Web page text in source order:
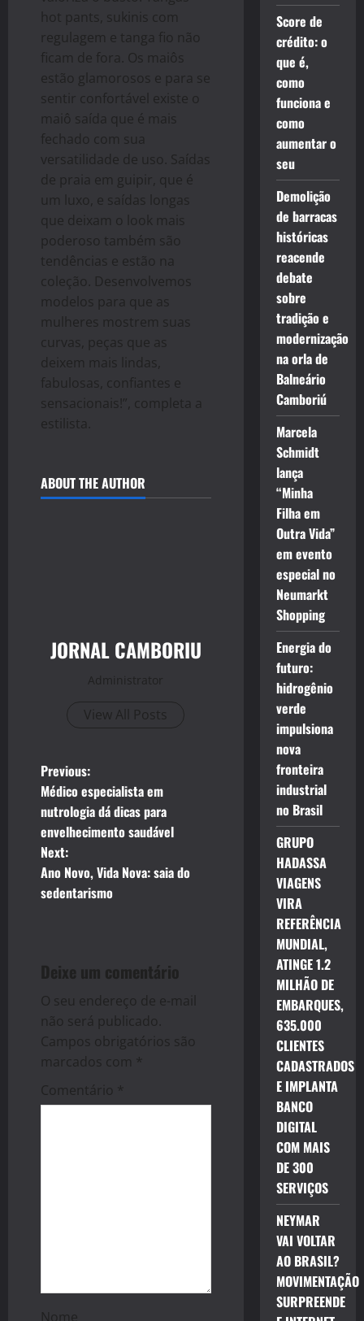
hot pants, sukinis com
regulagem e tanga fio não
ficam de fora. Os maiôs
estão glamorosos e para se
sentir confortável existe o
maiô saída que é mais
fechado com sua
versatilidade de uso. Saídas
de praia em guipir, que é
um luxo, e saídas longas
que deixam o look mais
poderoso também são
tendências e estão na
coleção. Desenvolvemos
modelos para que as
mulheres mostrem suas
curvas, peças que as
deixem mais lindas,
fabulosas, confiantes e
sensacionais!”, completa a
estilista.
ABOUT THE AUTHOR
JORNAL CAMBORIU
Administrator
View All Posts
P
o
s
t
v
i
g
a
t
Previous:
Médico especialista em
nutrologia dá dicas para
envelhecimento saudável
Next:
Ano Novo, Vida Nova: saia do
sedentarismo
Deixe um comentário
O seu endereço de e-mail
não será publicado.
Campos obrigatórios são
marcados com *
Comentário *
Nome
Score de
crédito: o
que é,
como
funciona e
como
aumentar o
seu
Demolição
de barracas
históricas
reacende
debate
sobre
tradição e
modernização
na orla de
Balneário
Camboriú
Marcela
Schmidt
lança
“Minha
Filha em
Outra Vida”
em evento
especial no
Neumarkt
Shopping
Energia do
futuro:
hidrogênio
verde
impulsiona
nova
fronteira
industrial
no Brasil
GRUPO
HADASSA
VIAGENS
VIRA
REFERÊNCIA
MUNDIAL,
ATINGE 1.2
MILHÃO DE
EMBARQUES,
635.000
CLIENTES
CADASTRADOS
E IMPLANTA
BANCO
DIGITAL
COM MAIS
DE 300
SERVIÇOS
NEYMAR
VAI VOLTAR
AO BRASIL?
MOVIMENTAÇÃO
SURPREENDE